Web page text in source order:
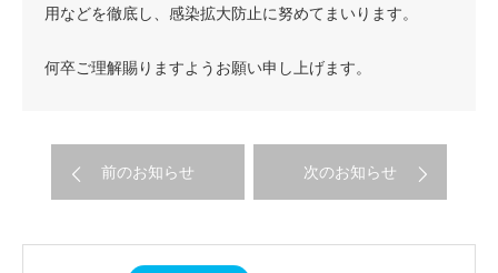
用などを徹底し、 感染拡大防止に努めてまいります。
何卒ご理解賜りますようお願い申し上げます。
前のお知らせ 次のお知らせ